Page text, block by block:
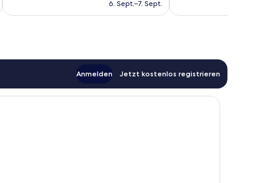
6. Sept.–7. Sept.
Anmelden Jetzt kostenlos registrieren